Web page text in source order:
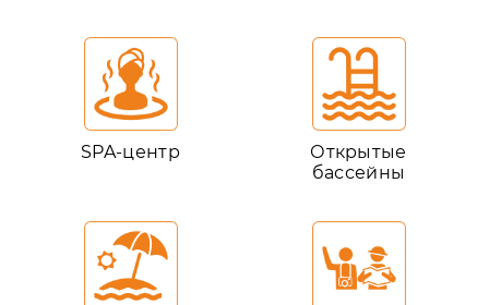
SPA-центр
Открытые
бассейны